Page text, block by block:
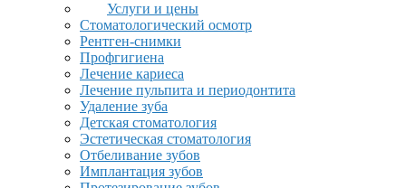
Услуги и цены
Стоматологический осмотр
Рентген-снимки
Профгигиена
Лечение кариеса
Лечение пульпита и периодонтита
Удаление зуба
Детская стоматология
Эстетическая стоматология
Отбеливание зубов
Имплантация зубов